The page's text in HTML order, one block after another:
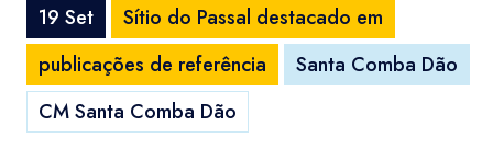
19 Set
Sítio do Passal destacado em
publicações de referência
Santa Comba Dão
CM Santa Comba Dão